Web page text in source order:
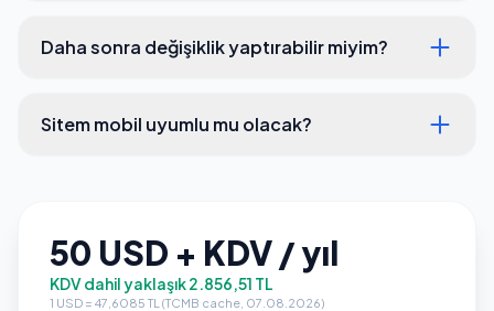
Daha sonra değişiklik yaptırabilir miyim?
Sitem mobil uyumlu mu olacak?
50 USD + KDV / yıl
KDV dahil yaklaşık 2.856,51 TL
1 USD = 47,6085 TL (TCMB cache, 07.08.2026)